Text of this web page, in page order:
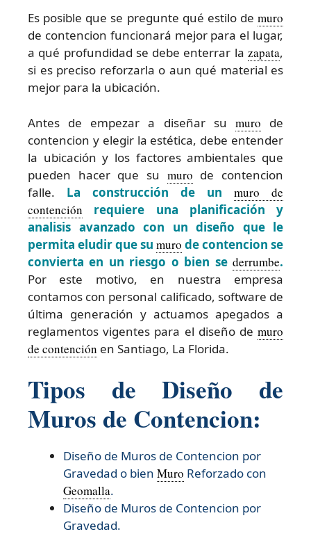
Es posible que se pregunte qué estilo de muro
de contencion funcionará mejor para el lugar,
a qué profundidad se debe enterrar la zapata,
si es preciso reforzarla o aun qué material es
mejor para la ubicación.
Antes de empezar a diseñar su muro de
contencion y elegir la estética, debe entender
la ubicación y los factores ambientales que
pueden hacer que su muro de contencion
falle. La construcción de un muro de
contención requiere una planificación y
analisis avanzado con un diseño que le
permita eludir que su muro de contencion se
convierta en un riesgo o bien se derrumbe.
Por este motivo, en nuestra empresa
contamos con personal calificado, software de
última generación y actuamos apegados a
reglamentos vigentes para el diseño de muro
de contención en Santiago, La Florida.
Tipos de Diseño de
Muros de Contencion:
Diseño de Muros de Contencion por
Gravedad o bien Muro Reforzado con
Geomalla.
Diseño de Muros de Contencion por
Gravedad.